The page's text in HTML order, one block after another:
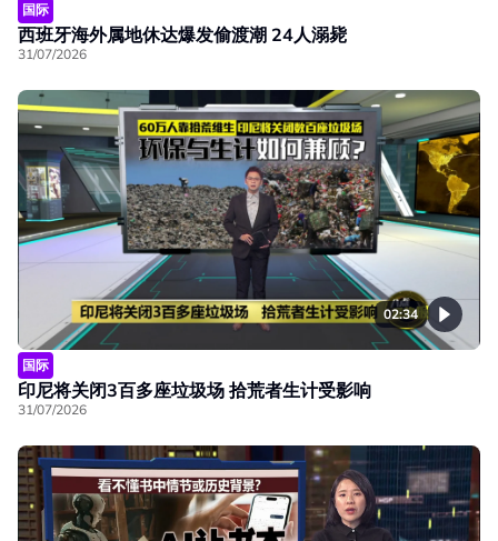
国际
西班牙海外属地休达爆发偷渡潮 24人溺毙
31/07/2026
02:34
国际
印尼将关闭3百多座垃圾场 拾荒者生计受影响
31/07/2026